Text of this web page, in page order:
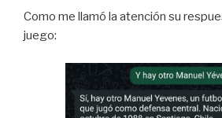
Como me llamó la atención su
juego: